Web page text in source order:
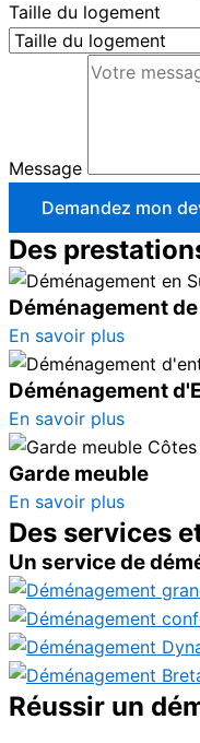
Taille du logement
Message
Demandez mon
Des
Déménagement
En savoir plus
Déménagement
En savoir plus
Garde meuble
En savoir plus
Des services
Un service de
Réussir un